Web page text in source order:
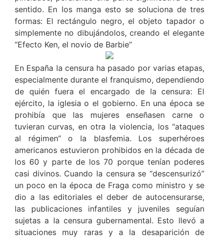
sentido. En los manga esto se soluciona de tres
formas: El rectángulo negro, el objeto tapador o
simplemente no dibujándolos, creando el elegante
“Efecto Ken, el novio de Barbie”
En España la censura ha pasado por varias etapas,
especialmente durante el franquismo, dependiendo
de quién fuera el encargado de la censura: El
ejército, la iglesia o el gobierno. En una época se
prohibía que las mujeres enseñasen carne o
tuvieran curvas, en otra la violencia, los “ataques
al régimen” o la blasfemia. Los superhéroes
americanos estuvieron prohibidos en la década de
los 60 y parte de los 70 porque tenían poderes
casi divinos. Cuando la censura se “descensurizó”
un poco en la época de Fraga como ministro y se
dio a las editoriales el deber de autocensurarse,
las publicaciones infantiles y juveniles seguían
sujetas a la censura gubernamental. Esto llevó a
situaciones muy raras y a la desaparición de